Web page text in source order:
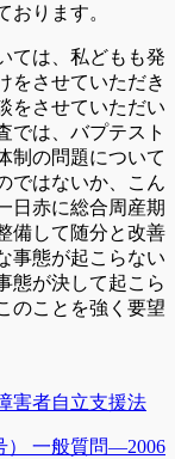
おります。
は、私どもも発
をさせていただき
をさせていただい
では、バプテスト
制の問題について
ではないか、こん
日赤に総合周産期
備して随分と改善
事態が起こらない
態が決して起こら
のことを強く要望
害者自立支援法
） 一般質問―2006